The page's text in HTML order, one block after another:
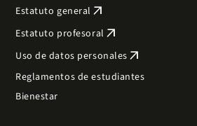
Estatuto general arrow_outward
Estatuto profesoral arrow_outward
Uso de datos personales arrow_outward
Reglamentos de estudiantes
Bienestar